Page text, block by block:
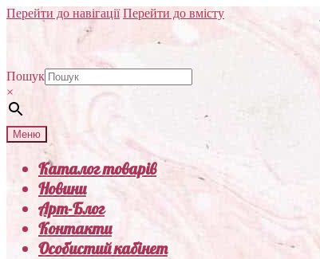
Перейти до навігації Перейти до вмісту
Пошук
×
Меню
Каталог товарів
Новини
Арт-Блог
Контакти
Особистий кабінет